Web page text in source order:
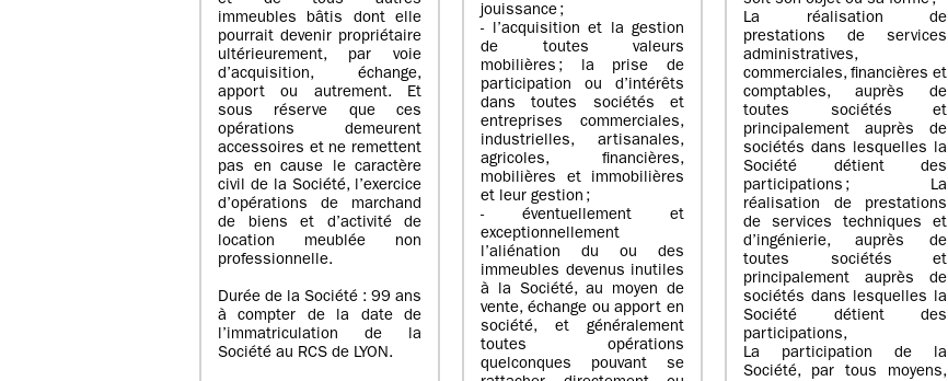
immeubles bâtis dont elle
pourrait devenir propriétaire
ultérieurement, par voie
d’acquisition, échange,
apport ou autrement. Et
sous réserve que ces
opérations demeurent
accessoires et ne remettent
pas en cause le caractère
civil de la Société, l’exercice
d’opérations de marchand
de biens et d’activité de
location meublée non
professionnelle.
Durée de la Société : 99 ans
à compter de la date de
l’immatriculation de la
Société au RCS de LYON.
jouissance ;
- l’acquisition et la gestion
de toutes valeurs
mobilières ; la prise de
participation ou d’intérêts
dans toutes sociétés et
entreprises commerciales,
industrielles, artisanales,
agricoles, financières,
mobilières et immobilières
et leur gestion ;
- éventuellement et
exceptionnellement
l’aliénation du ou des
immeubles devenus inutiles
à la Société, au moyen de
vente, échange ou apport en
société, et généralement
toutes opérations
quelconques pouvant se
La réalisation de
prestations de services
administratives,
commerciales, financières et
comptables, auprès de
toutes sociétés et
principalement auprès de
sociétés dans lesquelles la
Société détient des
participations ; La
réalisation de prestations
de services techniques et
d’ingénierie, auprès de
toutes sociétés et
principalement auprès de
sociétés dans lesquelles la
Société détient des
participations,
La participation de la
Société, par tous moyens,